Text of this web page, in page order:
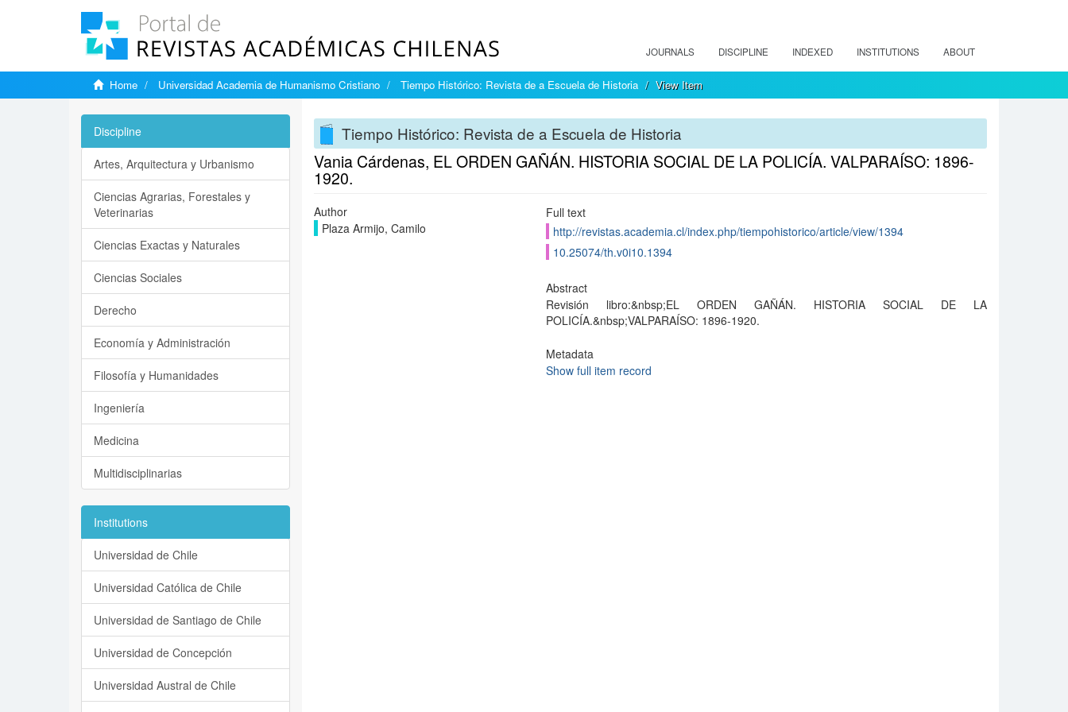
JOURNALS DISCIPLINE INDEXED INSTITUTIONS ABOUT
Home Universidad Academia de Humanismo Cristiano Tiempo Histórico: Revista de a Escuela de Historia View Item
Tiempo Histórico: Revista de a Escuela de Historia
Vania Cárdenas, EL ORDEN GAÑÁN. HISTORIA SOCIAL DE LA POLICÍA. VALPARAÍSO: 1896-
1920.
Author
Plaza Armijo, Camilo
Full text
http://revistas.academia.cl/index.php/tiempohistorico/article/view/1394
10.25074/th.v0i10.1394
Abstract
Revisión libro:&nbsp;EL ORDEN GAÑÁN. HISTORIA SOCIAL DE LA
POLICÍA.&nbsp;VALPARAÍSO: 1896-1920.
Metadata
Show full item record
Discipline
Artes, Arquitectura y Urbanismo
Ciencias Agrarias, Forestales y
Veterinarias
Ciencias Exactas y Naturales
Ciencias Sociales
Derecho
Economía y Administración
Filosofía y Humanidades
Ingeniería
Medicina
Multidisciplinarias
Institutions
Universidad de Chile
Universidad Católica de Chile
Universidad de Santiago de Chile
Universidad de Concepción
Universidad Austral de Chile